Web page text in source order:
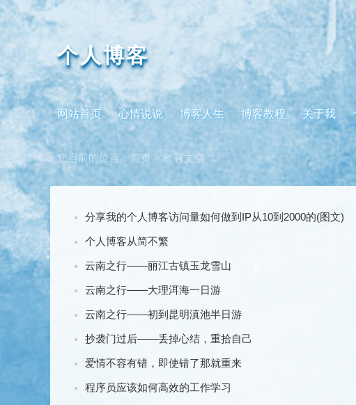
个人博客
网站首页 心情说说 博客人生 博客教程 关于我
您当前的位置： 首页 > 所有文章
分享我的个人博客访问量如何做到IP从10到2000的(图文)
个人博客从简不繁
云南之行——丽江古镇玉龙雪山
云南之行——大理洱海一日游
云南之行——初到昆明滇池半日游
抄袭门过后——丢掉心结，重拾自己
爱情不容有错，即使错了那就重来
程序员应该如何高效的工作学习